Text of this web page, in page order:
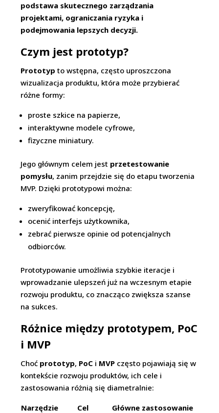
podstawa skutecznego zarządzania
projektami, ograniczania ryzyka i
podejmowania lepszych decyzji.
Czym jest prototyp?
Prototyp to wstępna, często uproszczona
wizualizacja produktu, która może przybierać
różne formy:
proste szkice na papierze,
interaktywne modele cyfrowe,
fizyczne miniatury.
Jego głównym celem jest przetestowanie
pomysłu, zanim przejdzie się do etapu tworzenia
MVP. Dzięki prototypowi można:
zweryfikować koncepcję,
ocenić interfejs użytkownika,
zebrać pierwsze opinie od potencjalnych
odbiorców.
Prototypowanie umożliwia szybkie iteracje i
wprowadzanie ulepszeń już na wczesnym etapie
rozwoju produktu, co znacząco zwiększa szanse
na sukces.
Różnice między prototypem, PoC
i MVP
Choć prototyp, PoC i MVP często pojawiają się w
kontekście rozwoju produktów, ich cele i
zastosowania różnią się diametralnie:
Narzędzie Cel Główne zastosowanie